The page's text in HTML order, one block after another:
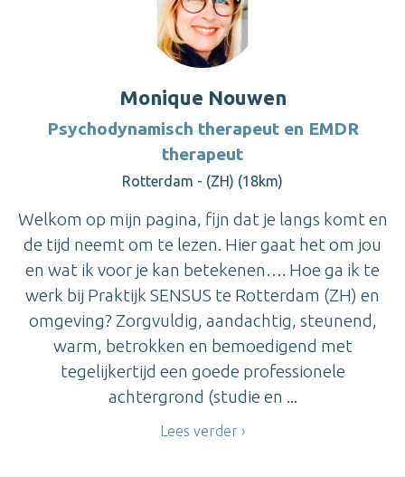
Monique Nouwen
Psychodynamisch therapeut en EMDR
therapeut
Rotterdam - (ZH) (18km)
Welkom op mijn pagina, fijn dat je langs komt en
de tijd neemt om te lezen. Hier gaat het om jou
en wat ik voor je kan betekenen…. Hoe ga ik te
werk bij Praktijk SENSUS te Rotterdam (ZH) en
omgeving? Zorgvuldig, aandachtig, steunend,
warm, betrokken en bemoedigend met
tegelijkertijd een goede professionele
achtergrond (studie en ...
Lees verder